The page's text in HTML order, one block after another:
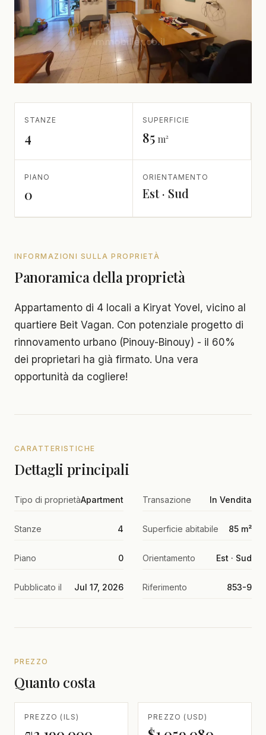
STANZE
4
SUPERFICIE
85 m²
PIANO
0
ORIENTAMENTO
Est · Sud
INFORMAZIONI SULLA PROPRIETÀ
Panoramica della proprietà
Appartamento di 4 locali a Kiryat Yovel, vicino al
quartiere Beit Vagan. Con potenziale progetto di
rinnovamento urbano (Pinouy-Binouy) - il 60%
dei proprietari ha già firmato. Una vera
opportunità da cogliere!
CARATTERISTICHE
Dettagli principali
Tipo di proprietàApartment Transazione In Vendita
Stanze 4 Superficie abitabile 85 m²
Piano 0 Orientamento Est · Sud
Pubblicato il Jul 17, 2026 Riferimento 853-9
PREZZO
Quanto costa
PREZZO (ILS) PREZZO (USD)